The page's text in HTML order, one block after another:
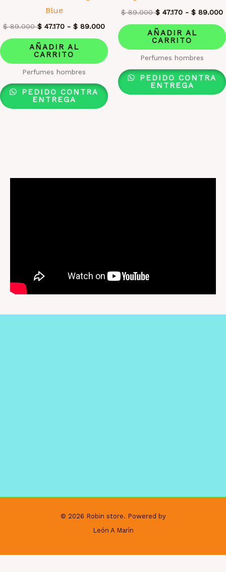
Blue
$89.000 $ 47.170 - $ 89.000
AÑADIR AL
CARRITO
Perfumes hombres
PEDIDO CONTRA
ENTREGA
$89.000 $ 47.170 - $ 89.000
AÑADIR AL
CARRITO
Perfumes hombres
PEDIDO CONTRA
ENTREGA
© 2026 Robin store. Powered by
León A Marín